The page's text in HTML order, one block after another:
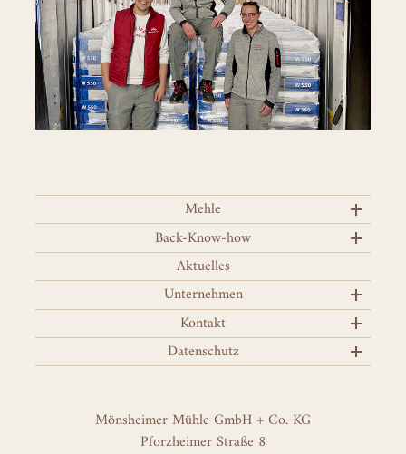
Mönsheimer Mühle GmbH + Co. KG
Pforzheimer Straße 8
Mehle
Back-Know-how
Aktuelles
Unternehmen
Kontakt
Datenschutz